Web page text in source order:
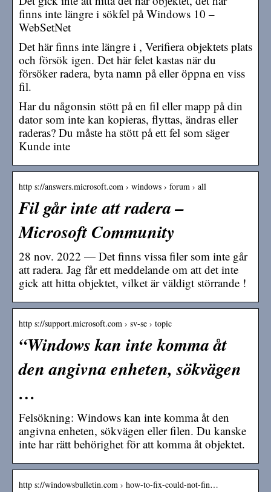
finns inte längre i sökfel på Windows 10 –
WebSetNet
Det här finns inte längre i , Verifiera objektets plats
och försök igen. Det här felet kastas när du
försöker radera, byta namn på eller öppna en viss
fil.
Har du någonsin stött på en fil eller mapp på din
dator som inte kan kopieras, flyttas, ändras eller
raderas? Du måste ha stött på ett fel som säger
Kunde inte
http s://answers.microsoft.com › windows › forum › all
Fil går inte att radera –
Microsoft Community
28 nov. 2022 — Det finns vissa filer som inte går
att radera. Jag får ett meddelande om att det inte
gick att hitta objektet, vilket är väldigt störrande !
http s://support.microsoft.com › sv-se › topic
“Windows kan inte komma åt
den angivna enheten, sökvägen
…
Felsökning: Windows kan inte komma åt den
angivna enheten, sökvägen eller filen. Du kanske
inte har rätt behörighet för att komma åt objektet.
http s://windowsbulletin.com › how-to-fix-could-not-fin…